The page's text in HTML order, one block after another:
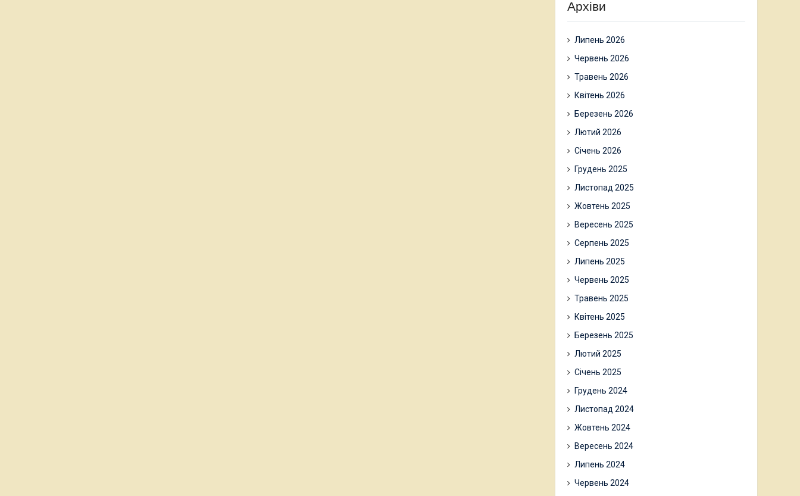
Архіви
Липень 2026
Червень 2026
Травень 2026
Квітень 2026
Березень 2026
Лютий 2026
Січень 2026
Грудень 2025
Листопад 2025
Жовтень 2025
Вересень 2025
Серпень 2025
Липень 2025
Червень 2025
Травень 2025
Квітень 2025
Березень 2025
Лютий 2025
Січень 2025
Грудень 2024
Листопад 2024
Жовтень 2024
Вересень 2024
Липень 2024
Червень 2024